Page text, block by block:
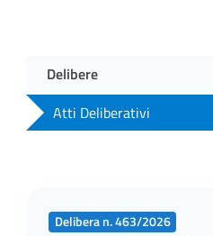
Delibere
Atti Deliberativi
Delibera n. 463/2026